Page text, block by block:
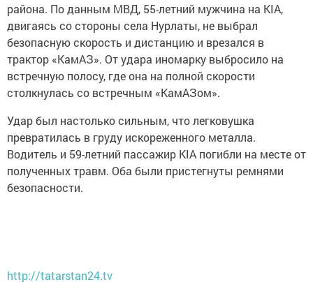
района. По данным МВД, 55-летний мужчина на KIA,
двигаясь со стороны села Нурлаты, не выбрал
безопасную скорость и дистанцию и врезался в
трактор «КамАЗ». От удара иномарку выбросило на
встречную полосу, где она на полной скорости
столкнулась со встречным «КамАЗом».
Удар был настолько сильным, что легковушка
превратилась в груду искореженного металла.
Водитель и 59-летний пассажир KIA погибли на месте от
полученных травм. Оба были пристегнуты ремнями
безопасности.
http://tatarstan24.tv